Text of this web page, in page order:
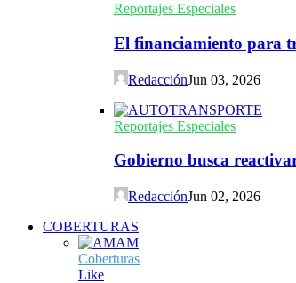
Reportajes Especiales
El financiamiento para
RedacciónJun 03, 2026
Reportajes Especiales
Gobierno busca
RedacciónJun 02, 2026
COBERTURAS
Coberturas
Like